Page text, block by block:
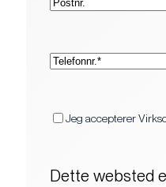
Telefon*
Jeg accepterer
Dette websted